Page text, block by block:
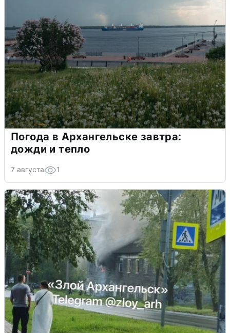
Погода в Архангельске завтра:
дожди и тепло
7 августа 1